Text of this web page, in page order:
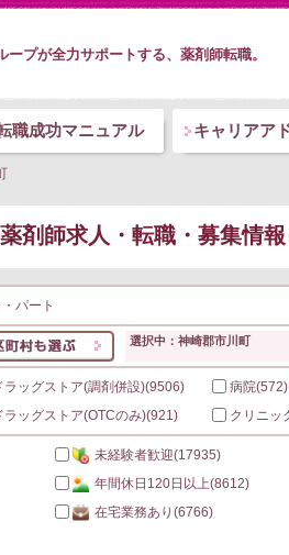
ープが全力サポートする、薬剤師転職。
職成功マニュアル キャリアア
剤師求人・転職・募集情
パート
選択中：神崎郡市川町
ラッグストア(調剤併設)(9506) 病院(572)
ラッグストア(OTCのみ)(921) クリニッ
未経験者歓迎(17935)
年間休日120日以上(8612)
在宅業務あり (6766)